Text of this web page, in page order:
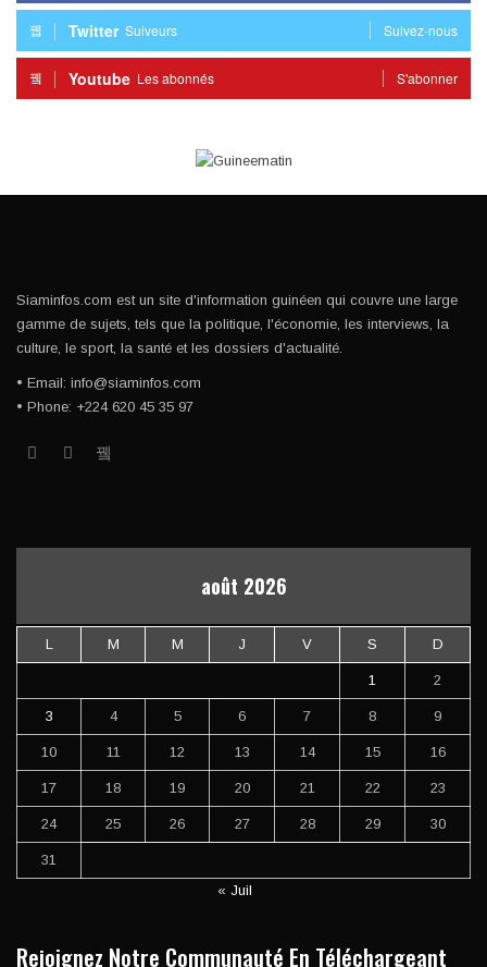
Twitter Suiveurs Suivez-nous
Youtube Les abonnés S'abonner
Siaminfos.com est un site d'information guinéen qui couvre une large
gamme de sujets, tels que la politique, l'économie, les interviews, la
culture, le sport, la santé et les dossiers d'actualité.
• Email: info@siaminfos.com
• Phone: +224 620 45 35 97
août 2026
L M M J V S D
1 2
3 4 5 6 7 8 9
10 11 12 13 14 15 16
17 18 19 20 21 22 23
24 25 26 27 28 29 30
31
« Juil
Rejoignez Notre Communauté En Téléchargeant